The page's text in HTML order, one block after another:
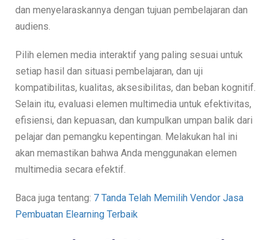
dan menyelaraskannya dengan tujuan pembelajaran dan
audiens.
Pilih elemen media interaktif yang paling sesuai untuk
setiap hasil dan situasi pembelajaran, dan uji
kompatibilitas, kualitas, aksesibilitas, dan beban kognitif.
Selain itu, evaluasi elemen multimedia untuk efektivitas,
efisiensi, dan kepuasan, dan kumpulkan umpan balik dari
pelajar dan pemangku kepentingan. Melakukan hal ini
akan memastikan bahwa Anda menggunakan elemen
multimedia secara efektif.
Baca juga tentang: 7 Tanda Telah Memilih Vendor Jasa
Pembuatan Elearning Terbaik